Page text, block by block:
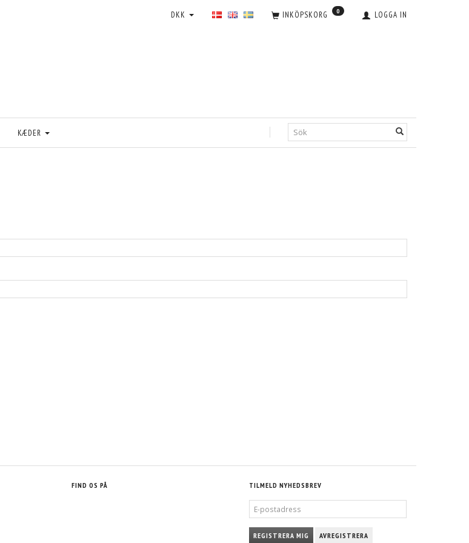
LOGGA IN
INKÖPSKORG 0
DKK
KÆDER
FIND OS PÅ TILMELD NYHEDSBREV
POSTADRESS
REGISTRERA MIG AVREGISTRERA